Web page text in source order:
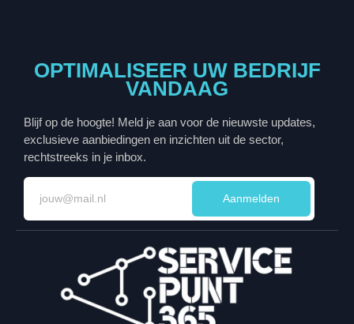
OPTIMALISEER UW BEDRIJF
VANDAAG
Blijf op de hoogte! Meld je aan voor de nieuwste updates,
exclusieve aanbiedingen en inzichten uit de sector,
rechtstreeks in je inbox.
Aanmelden